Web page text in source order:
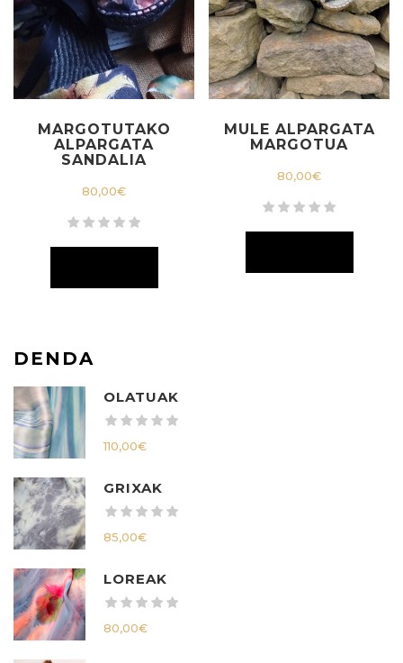
MARGOTUTAKO
ALPARGATA
SANDALIA
80,00€
MULE ALPARGATA
MARGOTUA
80,00€
DENDA
OLATUAK
110,00€
GRIXAK
85,00€
LOREAK
80,00€